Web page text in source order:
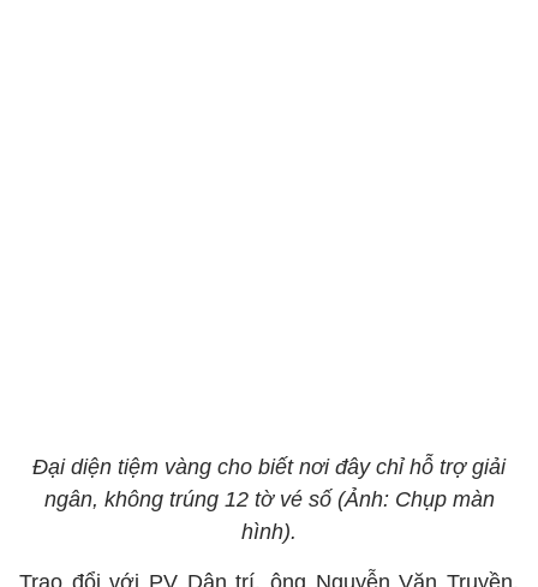
Đại diện tiệm vàng cho biết nơi đây chỉ hỗ trợ giải
ngân, không trúng 12 tờ vé số (Ảnh: Chụp màn
hình).
Trao đổi với PV Dân trí, ông Nguyễn Văn Truyền,